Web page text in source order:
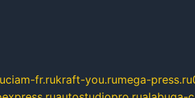
ciam-fr.rukraft-you.rumega-press.ru